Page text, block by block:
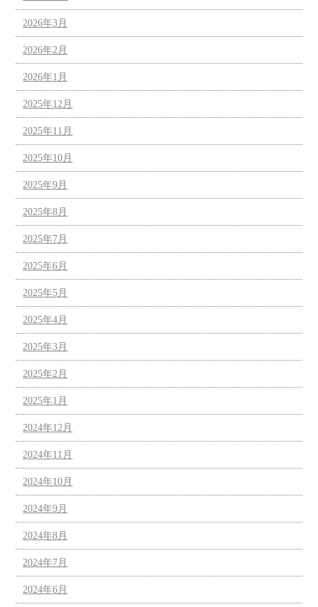
2026年3月
2026年2月
2026年1月
2025年12月
2025年11月
2025年10月
2025年9月
2025年8月
2025年7月
2025年6月
2025年5月
2025年4月
2025年3月
2025年2月
2025年1月
2024年12月
2024年11月
2024年10月
2024年9月
2024年8月
2024年7月
2024年6月